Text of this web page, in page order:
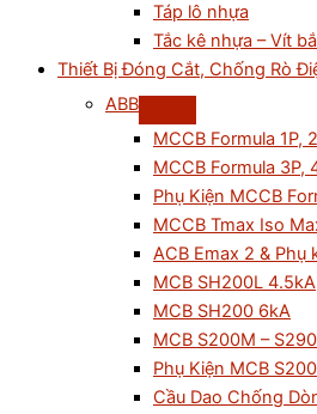
Táp lô nhựa
Tắc kê nhựa – Vít
Thiết Bị Đóng Cắt, Chống Rò
ABB
MCCB Formula 1P,
MCCB Formula 3P,
Phụ Kiện MCCB
MCCB Tmax Iso
ACB Emax 2 & Phụ
MCB SH200L 4.5kA
MCB SH200 6kA
MCB S200M –
Phụ Kiện MCB
Cầu Dao Chống